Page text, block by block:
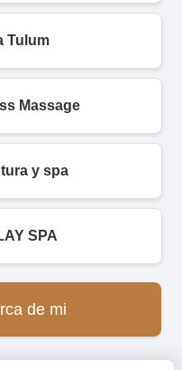
Tulum
Massage
y spa
SPA
de mi